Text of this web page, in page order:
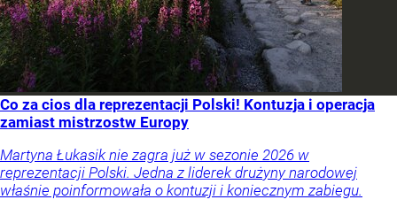
Co za cios dla reprezentacji Polski! Kontuzja i operacja
zamiast mistrzostw Europy
Martyna Łukasik nie zagra już w sezonie 2026 w
reprezentacji Polski. Jedna z liderek drużyny narodowej
właśnie poinformowała o kontuzji i koniecznym zabiegu.